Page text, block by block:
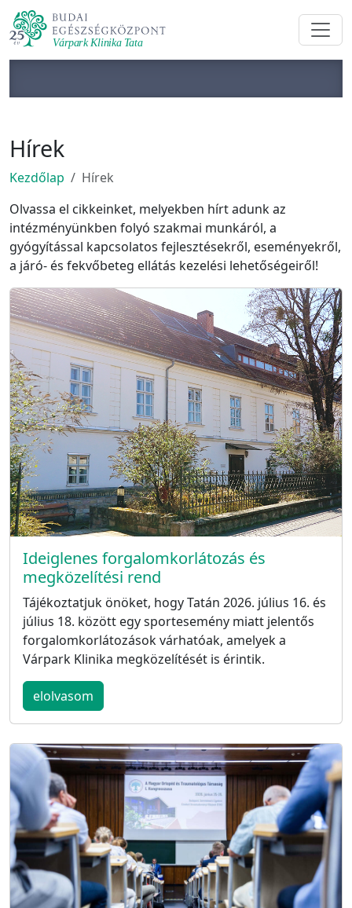
Hírek
Kezdőlap
Hírek
Olvassa el cikkeinket, melyekben hírt adunk az
intézményünkben folyó szakmai munkáról, a
gyógyítással kapcsolatos fejlesztésekről, eseményekről,
a járó- és fekvőbeteg ellátás kezelési lehetőségeiről!
Ideiglenes forgalomkorlátozás és
megközelítési rend
Tájékoztatjuk önöket, hogy Tatán 2026. július 16. és
július 18. között egy sportesemény miatt jelentős
forgalomkorlátozások várhatóak, amelyek a
Várpark Klinika megközelítését is érintik.
elolvasom